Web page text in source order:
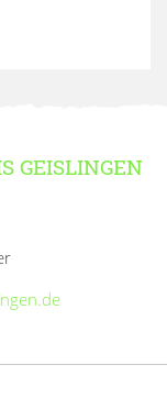
GEISLINGEN